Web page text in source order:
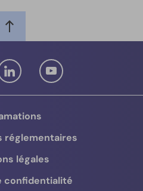
réglementaires
légales
confidentialité